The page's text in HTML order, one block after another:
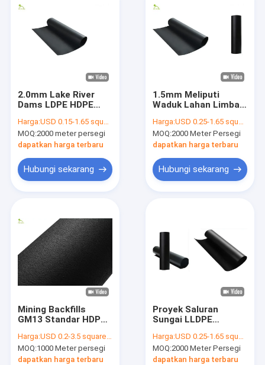
Produk
Tentang kami
Tur Pabrik
Permintaan Penawaran
2.0mm Lake River
Dams LDPE HDPE
Fabric Smooth
Antiseepage System
Harga:USD 0.15-1.65 square meters
MOQ:2000 meter persegi
dapatkan harga terbaru
Hubungi sekarang
1.5mm Meliputi
Waduk Lahan Limbah
Geomembrane Liners
Fabric Sistem
Antiseepage Halus
Harga:USD 0.25-1.65 square meters
MOQ:2000 Meter Persegi
dapatkan harga terbaru
Hubungi sekarang
Mining Backfills
GM13 Standar HDPE
Tahan Air
Harga:USD 0.2-3.5 square meters
MOQ:1000 Meter persegi
dapatkan harga terbaru
Proyek Saluran
Sungai LLDPE
Ketebalan 1.0mm
Halus
Harga:USD 0.25-1.65 square meters
MOQ:2000 Meter Persegi
dapatkan harga terbaru